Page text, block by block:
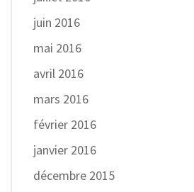
juin 2016
mai 2016
avril 2016
mars 2016
février 2016
janvier 2016
décembre 2015